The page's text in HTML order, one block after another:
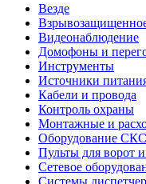
Везде
Видеонаблюдение
Домофоны и
Инструменты
Источники
Кабели и провода
Контроль охраны
Монтажные и
Оборудование СКС
Пульты для ворот
Сетевое
Системы